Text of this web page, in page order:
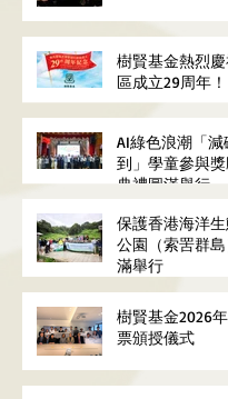
樹賢基金熱烈
區成立29周年！
AI綠色浪潮「
到」學童參與
典禮圓滿舉行
保護香港海洋
公園（索罟群
滿舉行
樹賢基金2026
票頒授儀式